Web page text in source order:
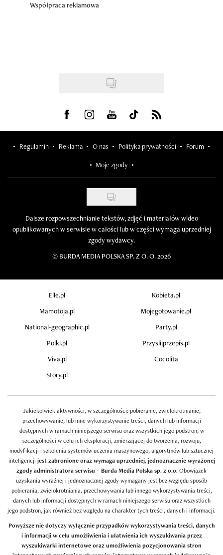
Współpraca reklamowa
Visit us on Facebook
Visit us on Instagram
Visit us on Youtube
Visit us on Tiktok
Visit us on Rss
Regulamin Reklama O nas Polityka prywatności Forum
Moje zgody
Dalsze rozpowszechnianie tekstów, zdjęć i materiałów wideo
opublikowanych w serwisie w całości lub w części wymaga uprzedniej
zgody wydawcy.
© BURDA MEDIA POLSKA SP. Z O. O. 2026
Elle.pl
Kobieta.pl
Mamotoja.pl
Mojegotowanie.pl
National-geographic.pl
Party.pl
Polki.pl
Przyslijprzepis.pl
Viva.pl
Cocolita
Story.pl
Jakiekolwiek aktywności, w szczególności: pobieranie, zwielokrotnianie,
przechowywanie, lub inne wykorzystywanie treści, danych lub informacji
dostępnych w ramach niniejszego serwisu oraz wszystkich jego podstron, w
szczególności w celu ich eksploracji, zmierzającej do tworzenia, rozwoju,
modyfikacji i szkolenia systemów uczenia maszynowego, algorytmów lub sztucznej
inteligencji jest zabronione oraz wymaga uprzedniej, jednoznacznie wyrażonej
zgody administratora serwisu – Burda Media Polska sp. z o.o.Obowiązek
uzyskania wyraźnej i jednoznacznej zgody wymagany jest bez względu sposób
pobierania, zwielokrotniania, przechowywania lub innego wykorzystywania treści,
danych lub informacji dostępnych w ramach niniejszego serwisu oraz wszystkich
jego podstron, jak również bez względu na charakter tych treści, danych i informacji.
Powyższe nie dotyczy wyłącznie przypadków wykorzystywania treści, danych
i informacji w celu umożliwienia i ułatwienia ich wyszukiwania przez
wyszukiwarki internetowe oraz umożliwienia pozycjonowania stron